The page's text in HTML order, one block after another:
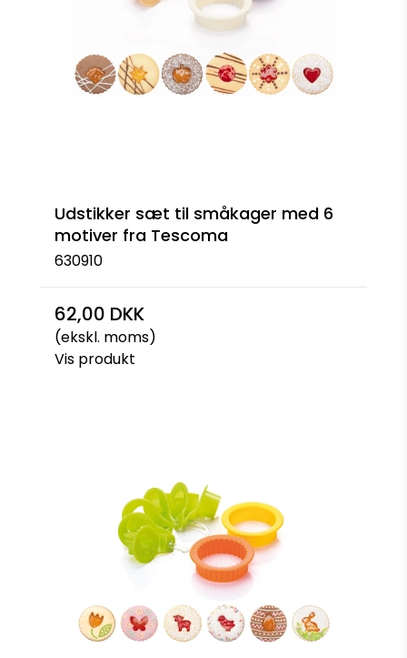
Udstikker sæt til småkager med 6
motiver fra Tescoma
630910
62,00 DKK
(ekskl. moms)
Vis produkt